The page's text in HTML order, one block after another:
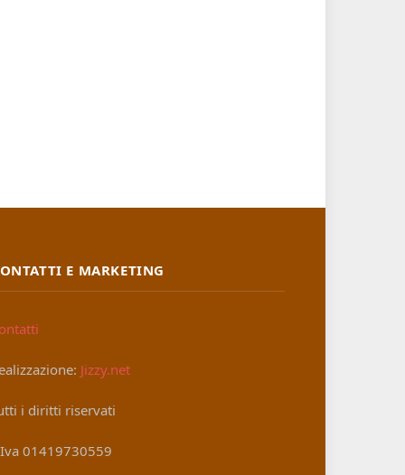
E MARKETING
Jizzy.net
i diritti riservati
01419730559